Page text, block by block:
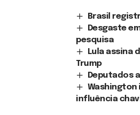
Brasil
Desgaste
pesquisa
Lula assina
Trump
Deputados
influência